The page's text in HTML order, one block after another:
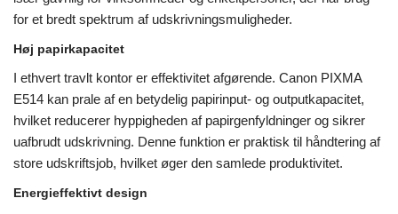
for et bredt spektrum af udskrivningsmuligheder.
Høj papirkapacitet
I ethvert travlt kontor er effektivitet afgørende. Canon PIXMA
E514 kan prale af en betydelig papirinput- og outputkapacitet,
hvilket reducerer hyppigheden af ​​papirgenfyldninger og sikrer
uafbrudt udskrivning. Denne funktion er praktisk til håndtering af
store udskriftsjob, hvilket øger den samlede produktivitet.
Energieffektivt design